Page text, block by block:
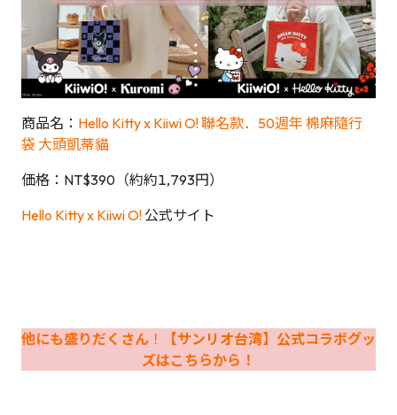
商品名： Hello Kitty x Kiiwi O! 聯名款．50週年 棉麻隨行
袋 大頭凱蒂貓
価格：NT$390（約約1,793円）
Hello Kitty x Kiiwi O! 公式サイト
他にも盛りだくさん ！ 【サンリオ台湾】公式コラボグッ
ズはこちらから！